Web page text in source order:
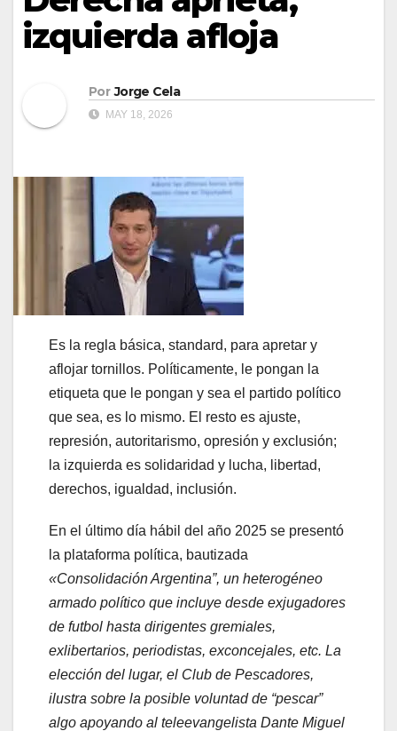
izquierda afloja
Por Jorge Cela
MAY 18, 2026
Es la regla básica, standard, para apretar y
aflojar tornillos. Políticamente, le pongan la
etiqueta que le pongan y sea el partido político
que sea, es lo mismo. El resto es ajuste,
represión, autoritarismo, opresión y exclusión;
la izquierda es solidaridad y lucha, libertad,
derechos, igualdad, inclusión.
En el último día hábil del año 2025 se presentó
la plataforma política, bautizada
«Consolidación Argentina”, un heterogéneo
armado político que incluye desde exjugadores
de futbol hasta dirigentes gremiales,
exlibertarios, periodistas, exconcejales, etc. La
elección del lugar, el Club de Pescadores,
ilustra sobre la posible voluntad de “pescar”
algo apoyando al teleevangelista Dante Miguel